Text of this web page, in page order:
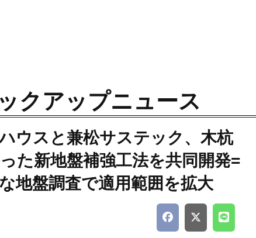
クアップニュース
ウスと兼松サステック、木杭
た新地盤補強工法を共同開発=
地盤調査で適用範囲を拡大